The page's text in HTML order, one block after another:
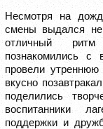
Несмотря на
смены выдался
отличный
познакомились с
провели утреннюю
вкусно
поделились
воспитанники
поддержки и